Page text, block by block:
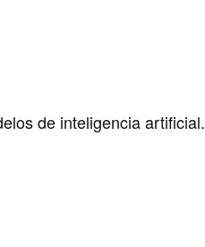
de inteligencia artificial.